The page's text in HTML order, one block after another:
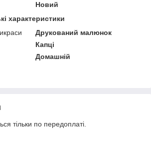
Новий
характеристики
Друкований малюнок
Капці
Домашній
тільки по передоплаті.